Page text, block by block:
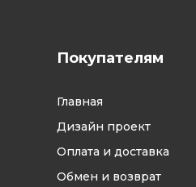
Покупателям
Главная
Дизайн проект
Оплата и доставка
Обмен и возврат